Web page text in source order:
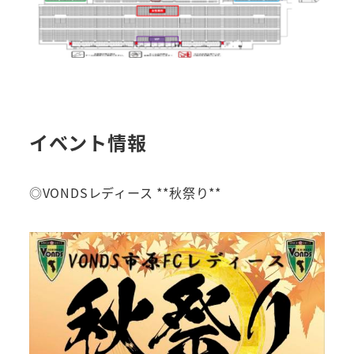
イベント情報
◎VONDSレディース **秋祭り**